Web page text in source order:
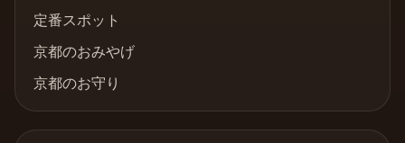
定番スポット
京都のおみやげ
京都のお守り